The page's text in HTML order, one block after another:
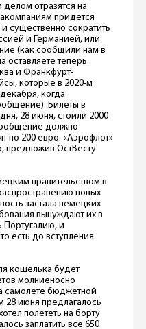
отразятся на
придется
существенно сократить
и Германией, или
(как сообщили нам в
оставляете теперь
и Франкфурт-
которые в 2020-м
когда
Билеты в
28 июня, стоили 2000
должно
по 200 евро. «Аэрофлот»
предложив ОстВесту
правительством в
новых
застала немецких
вынуждают их в
Португалию, и
есть до вступления
кошелька будет
молниеносно
самолете бюджетной
28 июня предлагалось
полететь на борту
заплатить все 650